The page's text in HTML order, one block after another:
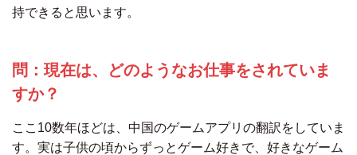
持できると思います。
問：現在は、どのようなお仕事をされていま
すか？
ここ10数年ほどは、中国のゲームアプリの翻訳をしていま
す。実は子供の頃からずっとゲーム好きで、好きなゲーム